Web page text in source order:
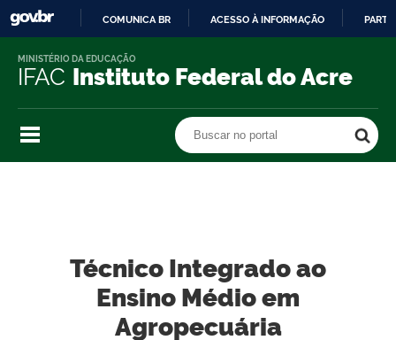
O
COMUNICA BR ACESSO À INFORMAÇÃO
IFAC Instituto Federal do Acre
MINISTÉRIO DA EDUCAÇÃO
Buscar no portal
Técnico Integrado ao
Ensino Médio em
Agropecuária